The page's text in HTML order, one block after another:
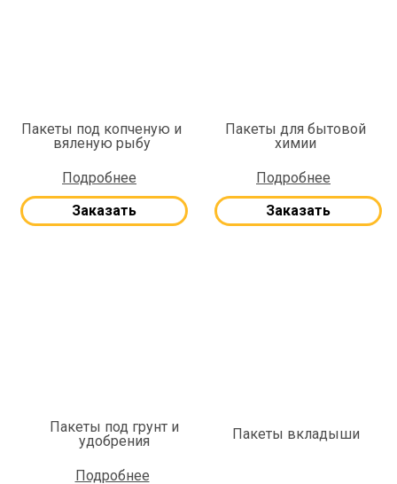
Пакеты под копченую и
вяленую рыбу
Подробнее
Заказать
Пакеты для бытовой
химии
Подробнее
Заказать
Пакеты под грунт и
удобрения
Подробнее
Пакеты вкладыши